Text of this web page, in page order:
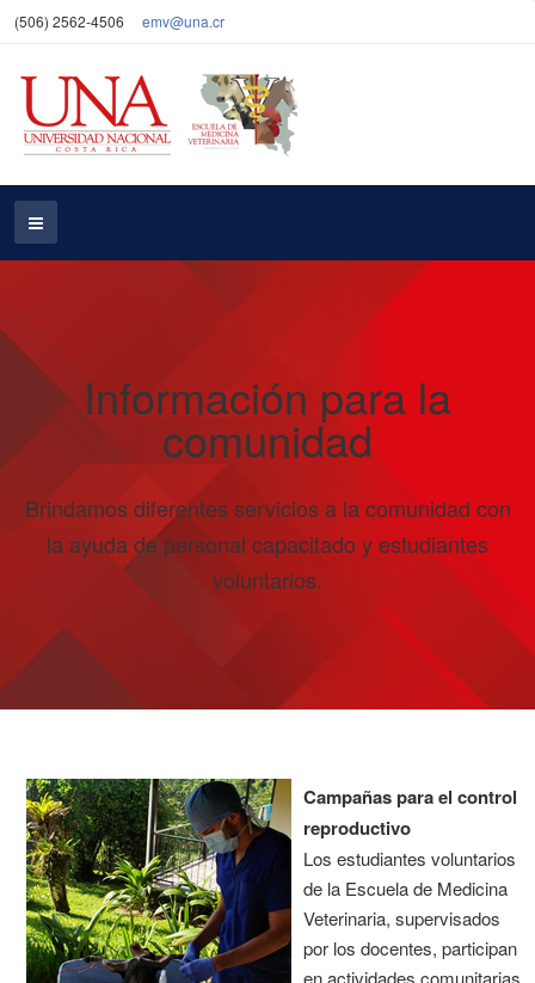
(506) 2562-4506 emv@una.cr
Información para la
comunidad
Brindamos diferentes servicios a la comunidad con
la ayuda de personal capacitado y estudiantes
voluntarios.
Campañas para el control
reproductivo
Los estudiantes voluntarios
de la Escuela de Medicina
Veterinaria, supervisados
por los docentes, participan
en actividades comunitarias